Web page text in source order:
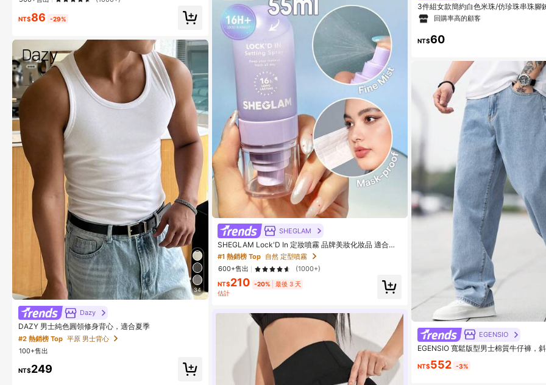
NT$86 -29%
34
Dazy
DAZY 男士純色圓領修身背心，適合夏季
#2 熱銷榜 Top 平原 男士背心
100+售出
NT$249
SHEGLAM
SHEGLAM Lock'D In 定妝噴霧 品牌美妝化妝品 適合女
士與女孩
#1 熱銷榜 Top 自然 定型噴霧
600+售出
(1000+)
NT$210 -20%
最後 3 天
估計
3件組女款簡約白色米珠/仿珍珠串珠腳
貝殼吊飾，適合日常穿著與度假，海岸
回購率高的顧客
#8 熱銷榜 Top 海星 女士足部首飾
回購率高的顧客
#8 熱銷榜 Top 海星 女士足部首飾
回購率高的顧客
回購率高的顧客
NT$60
EGENSIO
EGENSIO 寬鬆版型男士棉質牛仔褲，
之友
NT$552 -3%